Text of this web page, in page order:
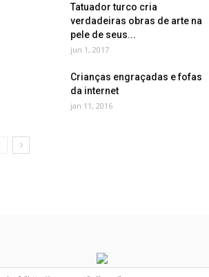
Tatuador turco cria
verdadeiras obras de arte na
pele de seus...
jun 1, 2017
Crianças engraçadas e fofas
da internet
jan 11, 2016